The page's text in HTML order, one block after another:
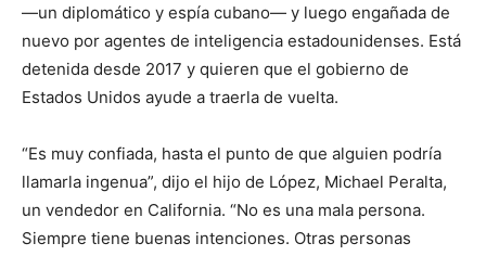
—un diplomático y espía cubano— y luego engañada de
nuevo por agentes de inteligencia estadounidenses. Está
detenida desde 2017 y quieren que el gobierno de
Estados Unidos ayude a traerla de vuelta.
“Es muy confiada, hasta el punto de que alguien podría
llamarla ingenua”, dijo el hijo de López, Michael Peralta,
un vendedor en California. “No es una mala persona.
Siempre tiene buenas intenciones. Otras personas